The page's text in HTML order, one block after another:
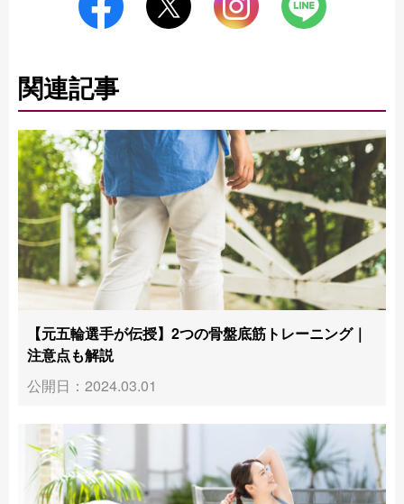
関連記事
【元五輪選手が伝授】2つの骨盤底筋トレーニング｜
注意点も解説
公開日：2024.03.01